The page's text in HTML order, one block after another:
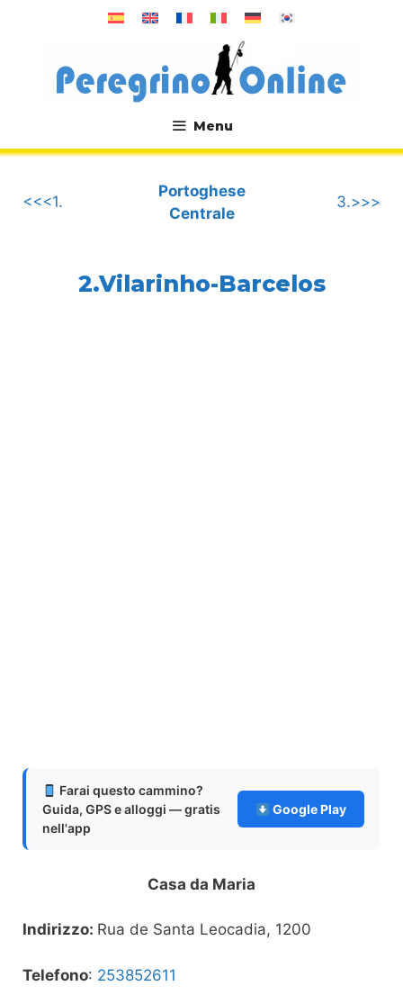
Menu
.
<<<1.
Portoghese
Centrale
3.>>>
2.Vilarinho-Barcelos
Farai questo cammino?
Guida, GPS e alloggi — gratis
nell'app
Google Play
Casa da Maria
Indirizzo: Rua de Santa Leocadia, 1200
Telefono: 253852611